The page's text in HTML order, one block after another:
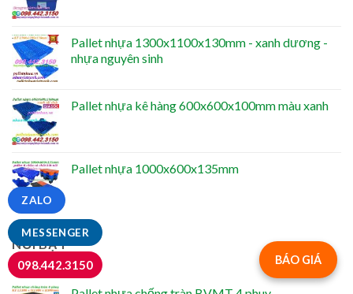
Pallet nhựa 1300x1100x130mm - xanh dương -
nhựa nguyên sinh
Pallet nhựa kê hàng 600x600x100mm màu xanh
Pallet nhựa 1000x600x135mm
NỔI BẬT
BÁO GIÁ
MESSENGER
ZALO
098.442.3150